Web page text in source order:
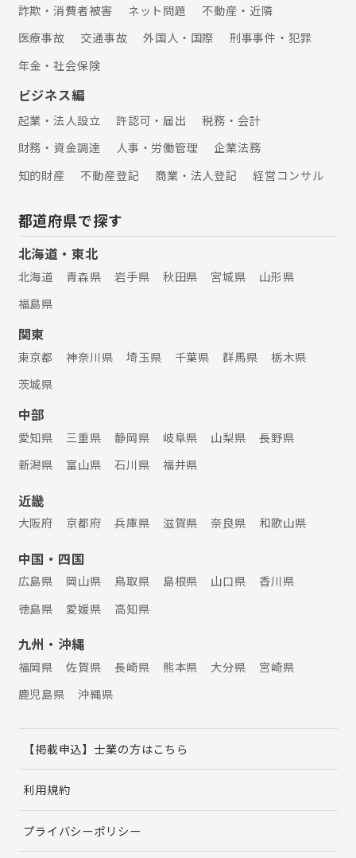
詐欺・消費者被害
ネット問題
不動産・近隣
医療事故
交通事故 外国人・国際
刑事事件・犯罪
年金・社会保険
ビジネス編
起業・法人設立 許認可・届出
税務・会計
財務・資金調達
人事・労働管理
企業法務
知的財産
不動産登記 商業・法人登記 経営コンサル
都道府県で探す
北海道・東北
北海道 青森県 岩手県 秋田県 宮城県
山形県
福島県
関東
東京都 神奈川県 埼玉県 千葉県 群馬県
栃木県
茨城県
中部
愛知県 三重県 静岡県 岐阜県 山梨県
長野県
新潟県
富山県 石川県 福井県
近畿
大阪府 京都府 兵庫県 滋賀県 奈良県 和歌山県
中国・四国
広島県 岡山県 鳥取県 島根県 山口県
香川県
徳島県
愛媛県 高知県
九州・沖縄
福岡県 佐賀県 長崎県 熊本県 大分県
宮崎県
鹿児島県
沖縄県
【掲載申込】士業の方はこちら
利用規約
プライバシーポリシー